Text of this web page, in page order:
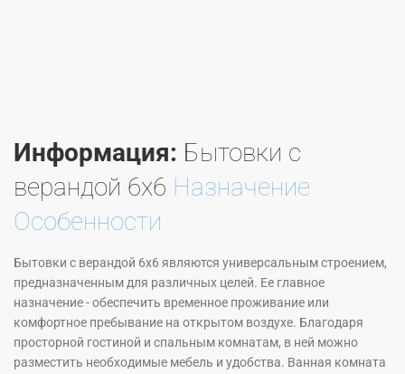
Информация: Бытовки с
верандой 6х6 Назначение
Особенности
Бытовки с верандой 6х6 являются универсальным строением,
предназначенным для различных целей. Ее главное
назначение - обеспечить временное проживание или
комфортное пребывание на открытом воздухе. Благодаря
просторной гостиной и спальным комнатам, в ней можно
разместить необходимые мебель и удобства. Ванная комната